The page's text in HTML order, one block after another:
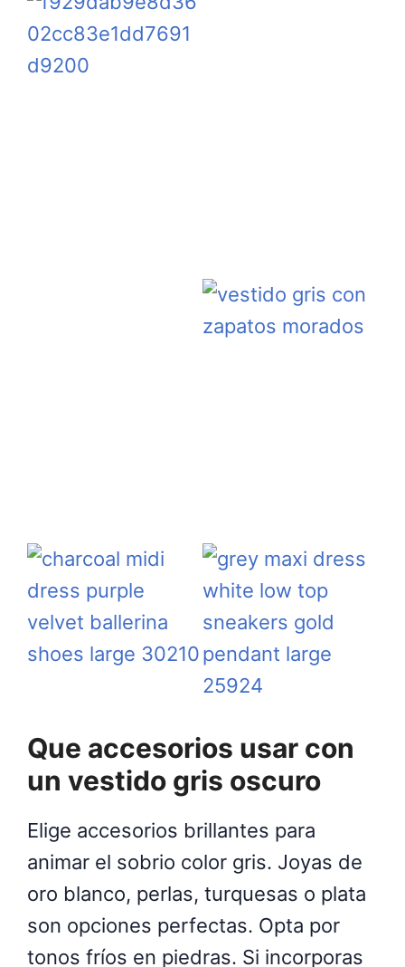
Que accesorios usar con
un vestido gris oscuro
Elige accesorios brillantes para
animar el sobrio color gris. Joyas de
oro blanco, perlas, turquesas o plata
son opciones perfectas. Opta por
tonos fríos en piedras. Si incorporas